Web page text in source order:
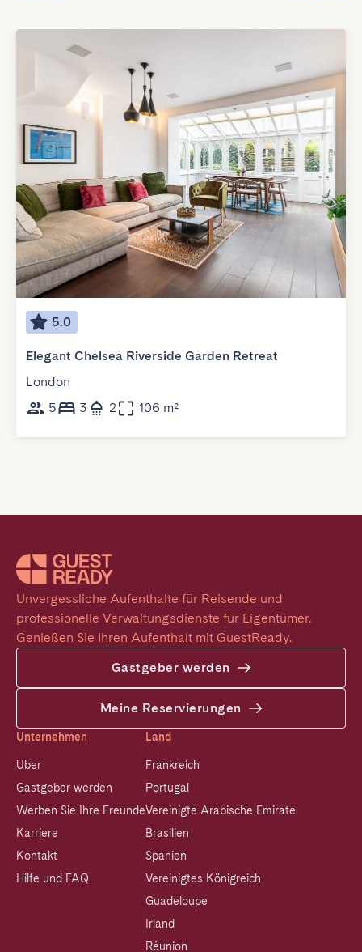
5.0
Elegant Chelsea Riverside Garden Retreat
London
5
3 2 106 m²
Unvergessliche Aufenthalte für Reisende und
professionelle Verwaltungsdienste für Eigentümer.
Genießen Sie Ihren Aufenthalt mit GuestReady.
Gastgeber werden
Meine Reservierungen
Unternehmen
Über
Gastgeber werden
Werben Sie Ihre Freunde
Karriere
Kontakt
Hilfe und FAQ
Land
Frankreich
Portugal
Vereinigte Arabische Emirate
Brasilien
Spanien
Vereinigtes Königreich
Guadeloupe
Irland
Réunion